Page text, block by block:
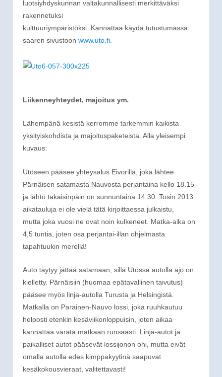
luotsiyhdyskunnan valtakunnallisesti merkittäväksi
rakennetuksi
kulttuuriympäristöksi. Kannattaa käydä tutustumassa
saaren sivustoon www.uto.fi
Liikenneyhteydet, majoitus ym.
Lähempänä kesistä kerromme tarkemmin kaikista
yksityiskohdista ja majoituspaketeista. Alla yleisempi
kuvaus:
Utöseen pääsee yhteysalus Eivorilla, joka lähtee
Pärnäisen satamasta Nauvosta perjantaina kello 18.15
ja lähtö takaisinpäin on sunnuntaina 14.30. Tosin 2013
aikatauluja ei ole vielä tätä kirjoittaessa julkaistu,
mutta joka vuosi ne ovat noin kulkeneet. Matka-aika on
4,5 tuntia, joten osa perjantai-illan ohjelmasta
tapahtuukin merellä!
Auto täytyy jättää satamaan, sillä Utössä autolla ajo on
kielletty. Pärnäisiin (huomaa epätavallinen taivutus)
pääsee myös linja-autolla Turusta ja Helsingistä.
Matkalla on Parainen-Nauvo lossi, joka ruuhkautuu
helposti etenkin kesäviikonloppuisin, joten aikaa
kannattaa varata matkaan runsaasti. Linja-autot ja
paikalliset autot pääsevät lossijonon ohi, mutta eivät
omalla autolla edes kimppakyytinä saapuvat
kesäkokousvieraat, valitettavasti!